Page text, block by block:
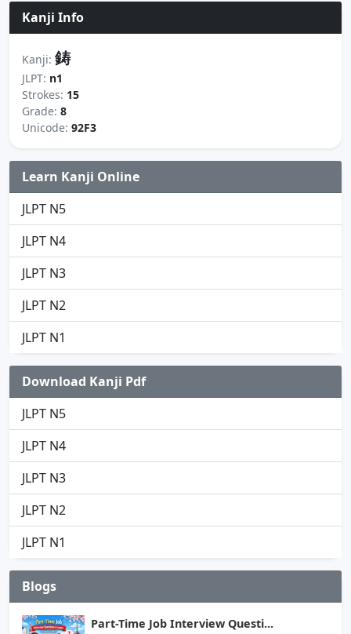
Kanji Info
Kanji: 鋳
JLPT: n1
Strokes: 15
Grade: 8
Unicode: 92F3
Learn Kanji Online
JLPT N5
JLPT N4
JLPT N3
JLPT N2
JLPT N1
Download Kanji Pdf
JLPT N5
JLPT N4
JLPT N3
JLPT N2
JLPT N1
Blogs
Part-Time Job Interview Questi...